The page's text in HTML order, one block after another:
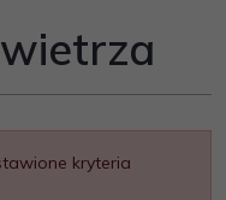
kryteria